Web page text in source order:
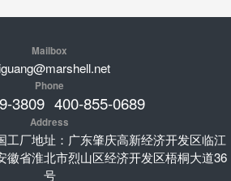
Mailbox
Phone
3809 400-855-0689
Address
工厂地址：广东肇庆高新经济开发区临江
徽省淮北市烈山区经济开发区梧桐大道36
号